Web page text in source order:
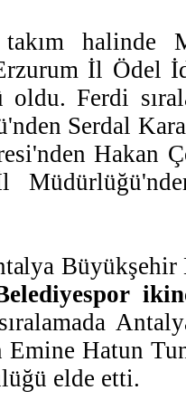
halinde
İl Ödel
oldu. Ferdi
Serdal
Hakan
Hatun
elde etti.